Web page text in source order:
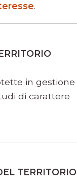
.
in gestione
di carattere
TERRITORIO